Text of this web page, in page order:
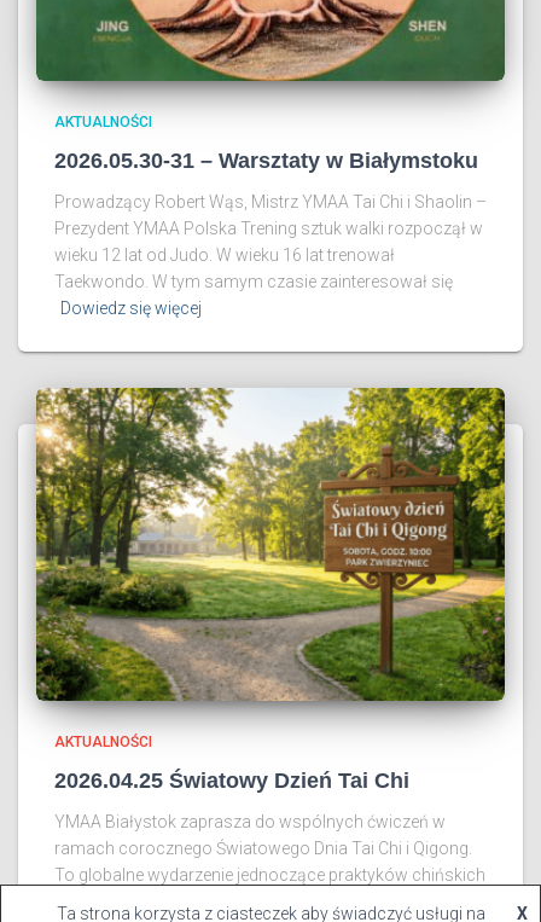
AKTUALNOŚCI
2026.05.30-31 – Warsztaty w Białymstoku
Prowadzący Robert Wąs, Mistrz YMAA Tai Chi i Shaolin –
Prezydent YMAA Polska Trening sztuk walki rozpoczął w
wieku 12 lat od Judo. W wieku 16 lat trenował
Taekwondo. W tym samym czasie zainteresował się
Dowiedz się więcej
AKTUALNOŚCI
2026.04.25 Światowy Dzień Tai Chi
YMAA Białystok zaprasza do wspólnych ćwiczeń w
ramach corocznego Światowego Dnia Tai Chi i Qigong.
To globalne wydarzenie jednoczące praktyków chińskich
Ta strona korzysta z ciasteczek aby świadczyć usługi na X